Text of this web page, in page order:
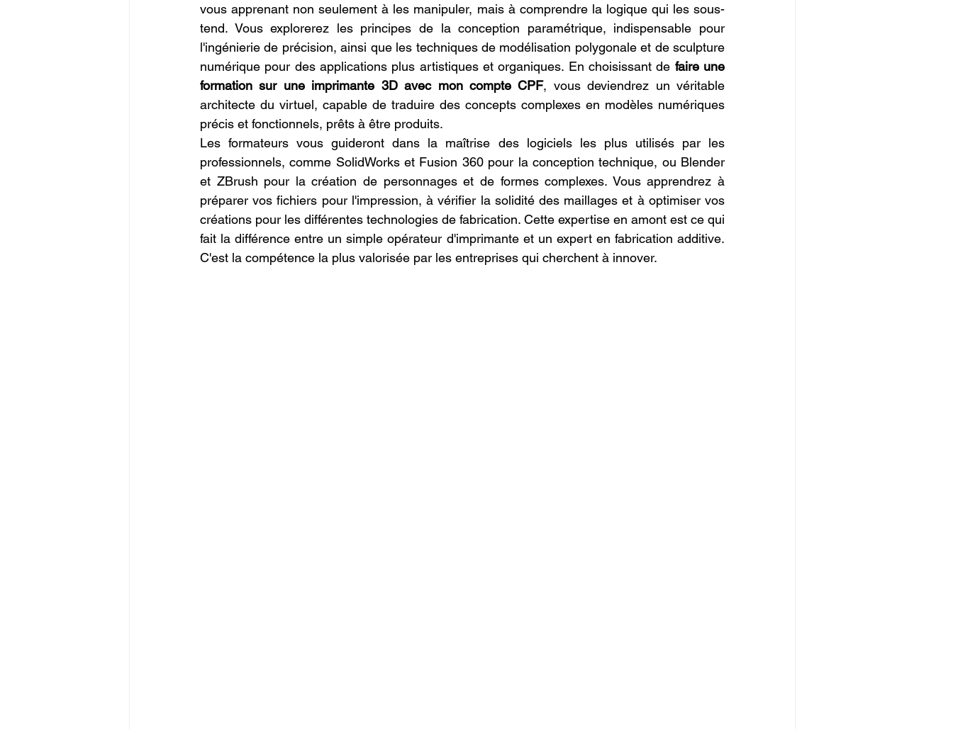
vous apprenant non seulement à les manipuler, mais à comprendre la logique qui les sous-
tend. Vous explorerez les principes de la conception paramétrique, indispensable pour
l'ingénierie de précision, ainsi que les techniques de modélisation polygonale et de sculpture
numérique pour des applications plus artistiques et organiques. En choisissant de faire une
formation sur une imprimante 3D avec mon compte CPF, vous deviendrez un véritable
architecte du virtuel, capable de traduire des concepts complexes en modèles numériques
précis et fonctionnels, prêts à être produits.
Les formateurs vous guideront dans la maîtrise des logiciels les plus utilisés par les
professionnels, comme SolidWorks et Fusion 360 pour la conception technique, ou Blender
et ZBrush pour la création de personnages et de formes complexes. Vous apprendrez à
préparer vos fichiers pour l'impression, à vérifier la solidité des maillages et à optimiser vos
créations pour les différentes technologies de fabrication. Cette expertise en amont est ce qui
fait la différence entre un simple opérateur d'imprimante et un expert en fabrication additive.
C'est la compétence la plus valorisée par les entreprises qui cherchent à innover.